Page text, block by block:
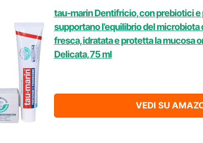
tau-marin Dentifricio, con prebiotici
supportano l’equilibrio del
fresca, idratata e protetta la mucosa
Delicata, 75 ml
VEDI SU